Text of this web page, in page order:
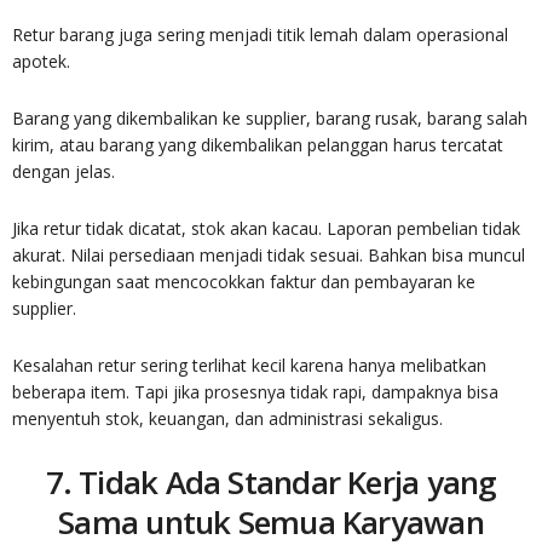
Retur barang juga sering menjadi titik lemah dalam operasional
apotek.
Barang yang dikembalikan ke supplier, barang rusak, barang salah
kirim, atau barang yang dikembalikan pelanggan harus tercatat
dengan jelas.
Jika retur tidak dicatat, stok akan kacau. Laporan pembelian tidak
akurat. Nilai persediaan menjadi tidak sesuai. Bahkan bisa muncul
kebingungan saat mencocokkan faktur dan pembayaran ke
supplier.
Kesalahan retur sering terlihat kecil karena hanya melibatkan
beberapa item. Tapi jika prosesnya tidak rapi, dampaknya bisa
menyentuh stok, keuangan, dan administrasi sekaligus.
7. Tidak Ada Standar Kerja yang
Sama untuk Semua Karyawan